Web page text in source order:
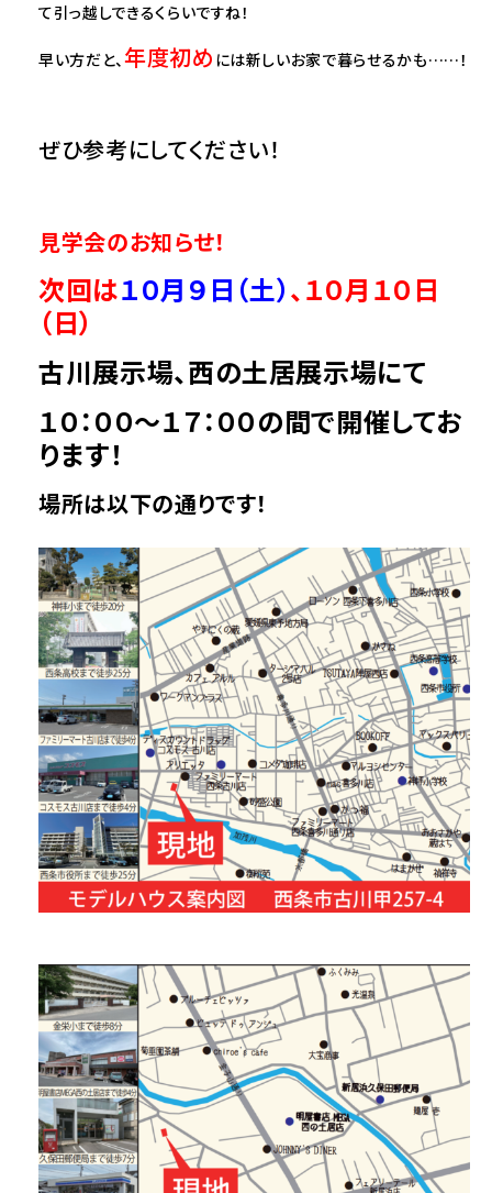
て引っ越しできるくらいですね！
早い方だと、年度初め には新しいお家で暮らせるかも……！
ぜひ参考にしてください！
見学会のお知らせ！
次回は１０月９日（土）、１０月１０ 日
（日）
古川展示場、西の土居展示場にて
１０：００～１７：００の間で開催してお
ります！
場所は以下の通りです！